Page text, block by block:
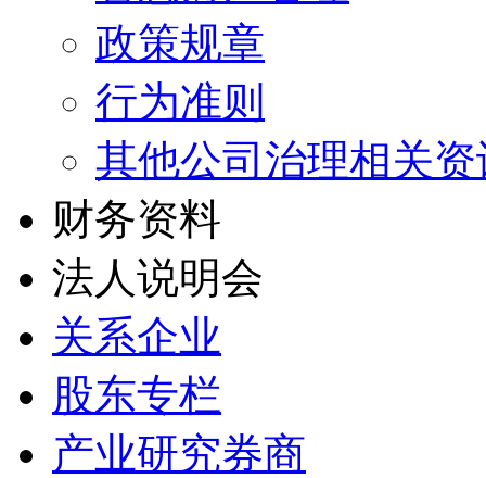
政策规章
行为准则
其他公司治理相关资
财务资料
法人说明会
关系企业
股东专栏
产业研究券商